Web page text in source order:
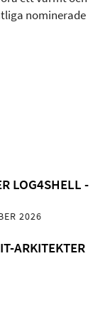
nominerade
LOG4SHELL -
2026
ARKITEKTER